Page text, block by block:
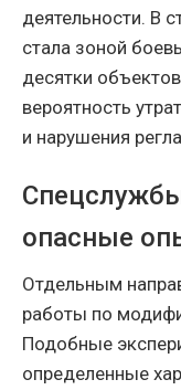
деятельности. В
стала зоной
десятки
вероятность
и нарушения
опасные
Отдельным
работы по
Подобные
определенные